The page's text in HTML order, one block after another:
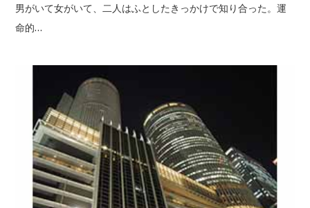
男がいて女がいて、二人はふとしたきっかけで知り合った。運
命的…